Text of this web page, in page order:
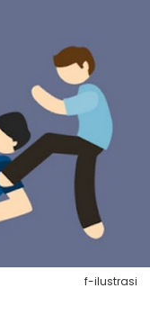
f-ilustrasi